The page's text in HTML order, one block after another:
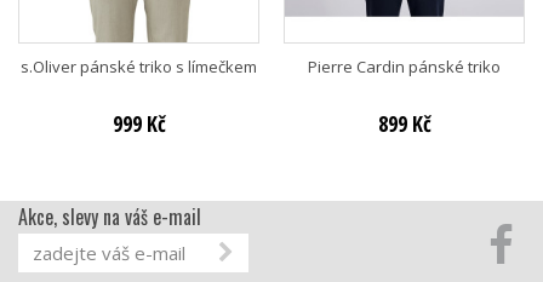
s.Oliver pánské triko s límečkem
999 Kč
Pierre Cardin pánské triko
899 Kč
Akce, slevy na váš e-mail